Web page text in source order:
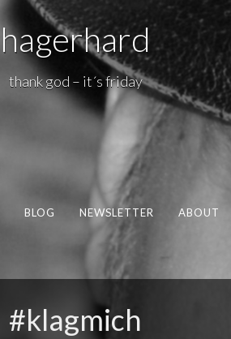
hagerhard
thank god – it´s friday
BLOG NEWSLETTER ABOUT
#klagmich